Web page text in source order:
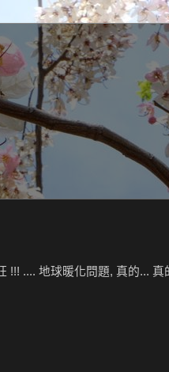
.... 地球暖化問題, 真的... 真